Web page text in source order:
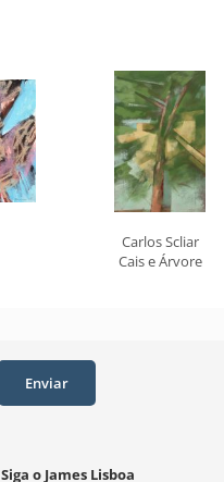
Carlos Scliar
Cais e Árvore
Enviar
Siga o James Lisboa